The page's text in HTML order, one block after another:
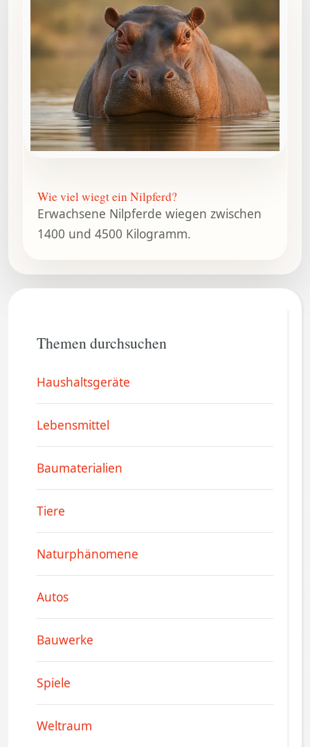
Wie viel wiegt ein Nilpferd?
Erwachsene Nilpferde wiegen zwischen
1400 und 4500 Kilogramm.
Themen durchsuchen
Haushaltsgeräte
Lebensmittel
Baumaterialien
Tiere
Naturphänomene
Autos
Bauwerke
Spiele
Weltraum